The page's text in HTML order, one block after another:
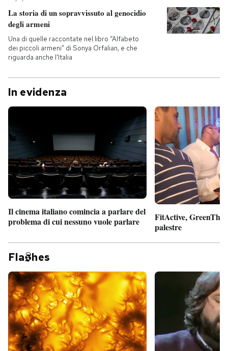
CALENDARIO
AREA PERSONALE
La storia di un sopravvissuto al genocidio
degli armeni
Una di quelle raccontate nel libro “Alfabeto
dei piccoli armeni” di Sonya Orfalian, e che
riguarda anche l'Italia
In evidenza
Il cinema italiano comincia a parlare del
problema di cui nessuno vuole parlare
FitActive,
palestre
Fla hes